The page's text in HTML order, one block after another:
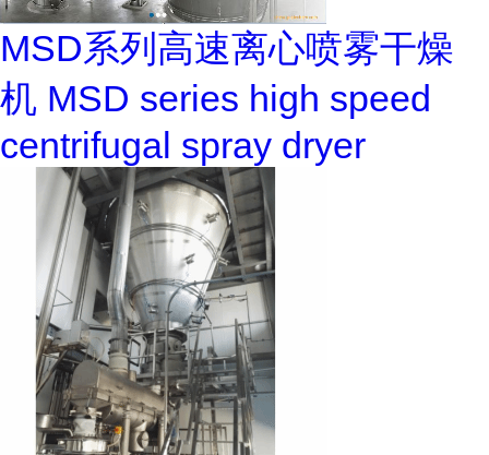
MSD系列高速离心喷雾干燥
机 MSD series high speed
centrifugal spray dryer